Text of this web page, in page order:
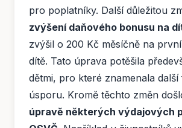
pro poplatníky. Další důležitou
zvýšení daňového bonusu na
zvýšil o 200 Kč měsíčně na
dítě. Tato úprava potěšila
dětmi, pro které znamenala
úsporu. Kromě těchto změn
úpravě některých výdajových